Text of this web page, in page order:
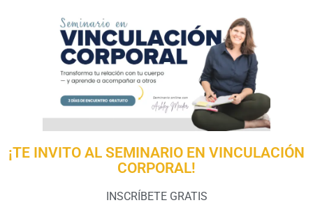
¡TE INVITO AL SEMINARIO EN VINCULACIÓN
CORPORAL!
INSCRÍBETE GRATIS